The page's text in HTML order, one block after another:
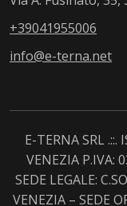
+39041955006
info@e-terna.net
E-TERNA SRL .::.
VENEZIA P.IVA:
SEDE LEGALE:
VENEZIA – SEDE